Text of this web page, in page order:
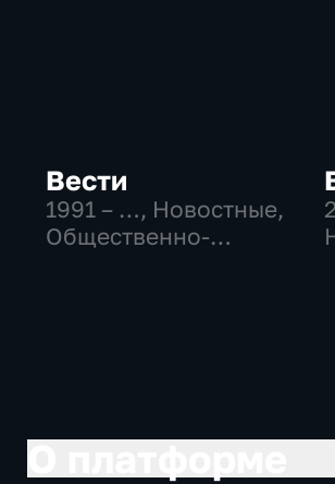
Вести
1991 – …, Новостные,
Общественно-